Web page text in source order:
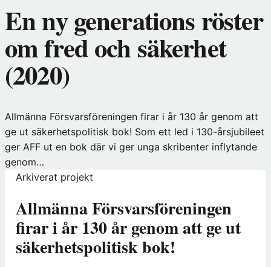
En ny generations röster
om fred och säkerhet
(2020)
Allmänna Försvarsföreningen firar i år 130 år genom att
ge ut säkerhetspolitisk bok! Som ett led i 130-årsjubileet
ger AFF ut en bok där vi ger unga skribenter inflytande
genom…
Arkiverat projekt
Allmänna Försvarsföreningen
firar i år 130 år genom att ge ut
säkerhetspolitisk bok!